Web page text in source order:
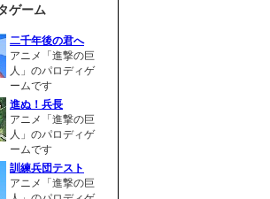
ゲーム
二千年後の君へ
アニメ「進撃の巨
人」のパロディゲ
ームです
進ぬ！兵長
アニメ「進撃の巨
人」のパロディゲ
ームです
訓練兵団テスト
アニメ「進撃の巨